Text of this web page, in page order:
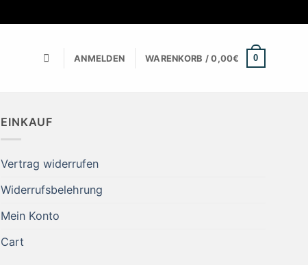
ANMELDEN WARENKORB /0,00€ 0
EINKAUF
Vertrag widerrufen
Widerrufsbelehrung
Mein Konto
Cart